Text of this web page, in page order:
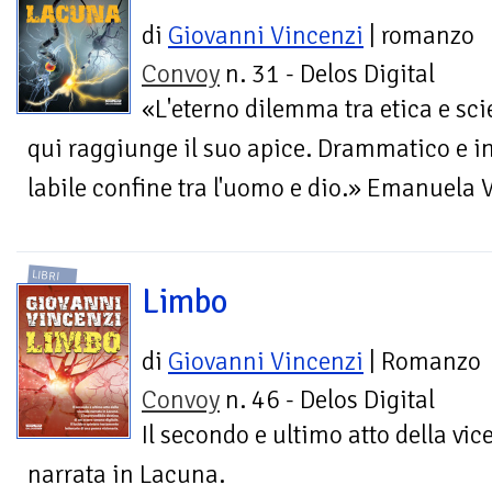
di Giovanni Vincenzi | romanzo
Convoy n. 31 - Delos Digital
«L'eterno dilemma tra etica e
qui raggiunge il suo apice. Drammatico e
labile confine tra l'uomo e dio.» Emanuela
LIBRI
Limbo
di Giovanni Vincenzi | Romanzo
Convoy n. 46 - Delos Digital
Il secondo e ultimo atto della
narrata in Lacuna.